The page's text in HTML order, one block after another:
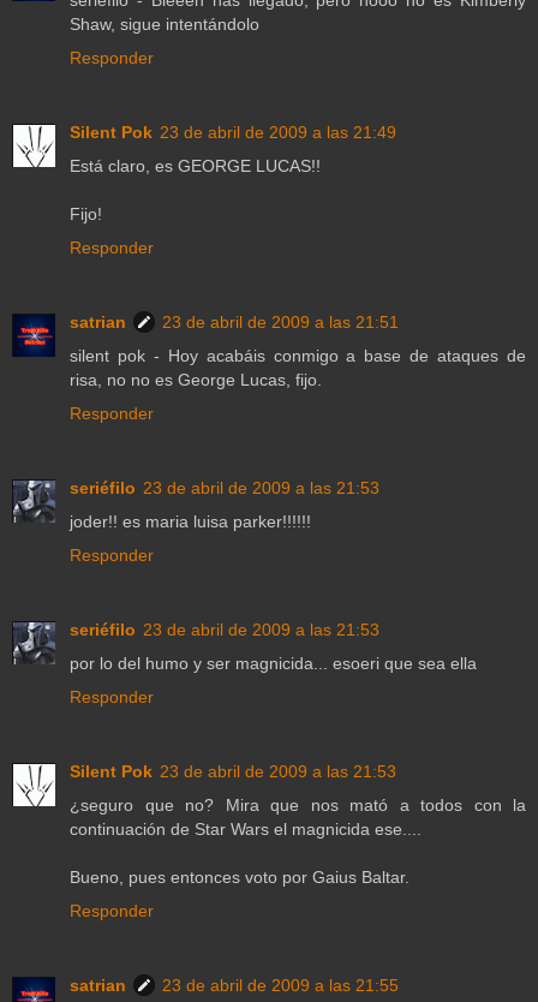
Shaw, sigue intentándolo
Responder
Silent Pok 23 de abril de 2009 a las 21:49
Está claro, es GEORGE LUCAS!!
Fijo!
Responder
satrian
23 de abril de 2009 a las 21:51
silent pok - Hoy acabáis conmigo a base de ataques de
risa, no no es George Lucas, fijo.
Responder
seriéfilo 23 de abril de 2009 a las 21:53
joder!! es maria luisa parker!!!!!!
Responder
seriéfilo 23 de abril de 2009 a las 21:53
por lo del humo y ser magnicida... esoeri que sea ella
Responder
Silent Pok 23 de abril de 2009 a las 21:53
¿seguro que no? Mira que nos mató a todos con la
continuación de Star Wars el magnicida ese....
Bueno, pues entonces voto por Gaius Baltar.
Responder
satrian
23 de abril de 2009 a las 21:55